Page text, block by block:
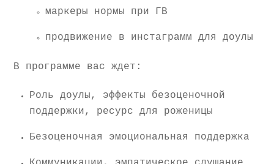
маркеры нормы при ГВ
продвижение в инстаграмм для доулы
В программе вас ждет:
Роль доулы, эффекты безоценочной
поддержки, ресурс для роженицы
Безоценочная эмоциональная поддержка